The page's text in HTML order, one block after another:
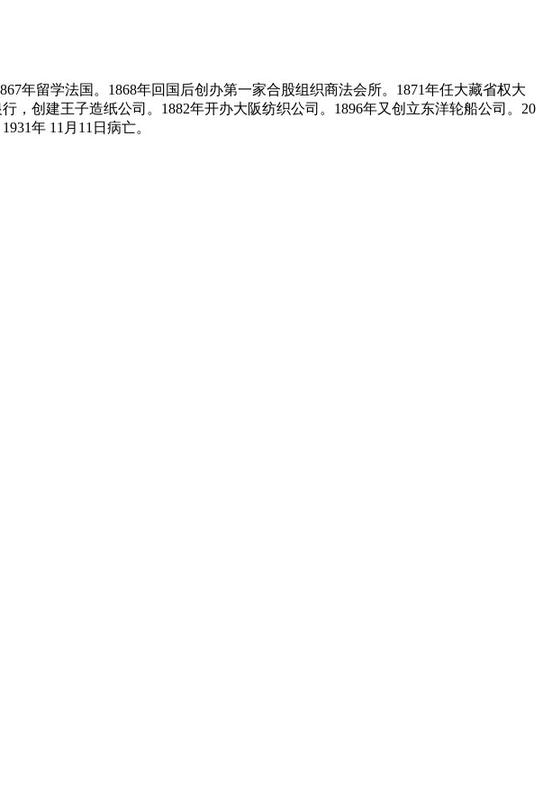
年留学法国。1868年回国后创办第一家合股组织商法会所。1871年任大藏省权大
创建王子造纸公司。1882年开办大阪纺织公司。1896年又创立东洋轮船公司。20
年 11月11日病亡。